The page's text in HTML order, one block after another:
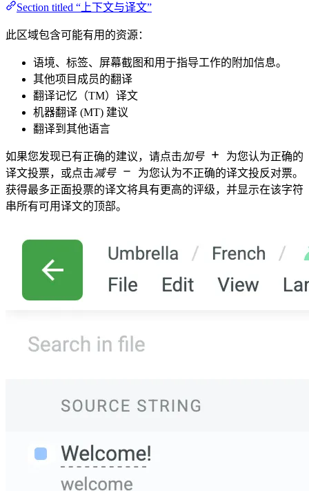
Section titled “上下文与译文”
此区域包含可能有用的资源：
语境、标签、屏幕截图和用于指导工作的附加信息。
其他项目成员的翻译
翻译记忆（TM）译文
机器翻译 (MT) 建议
翻译到其他语言
如果您发现已有正确的建议，请点击加号
为您认为正确的
译文投票，或点击减号
为您认为不正确的译文投反对票。
获得最多正面投票的译文将具有更高的评级，并显示在该字符
串所有可用译文的顶部。